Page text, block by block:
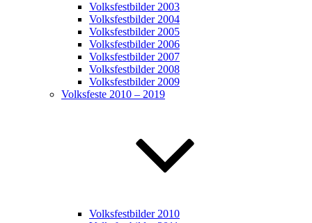
Volksfestbilder 2003
Volksfestbilder 2004
Volksfestbilder 2005
Volksfestbilder 2006
Volksfestbilder 2007
Volksfestbilder 2008
Volksfestbilder 2009
Volksfeste 2010 – 2019
Volksfestbilder 2010